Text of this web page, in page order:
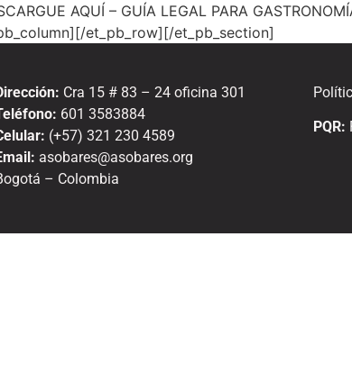
AQUÍ – GUÍA LEGAL PARA
et_pb_row][/et_pb_section]
Cra 15 # 83 – 24 oficina 301
601 3583884
(+57) 321 230 4589
asobares@asobares.org
– Colombia
PQR: